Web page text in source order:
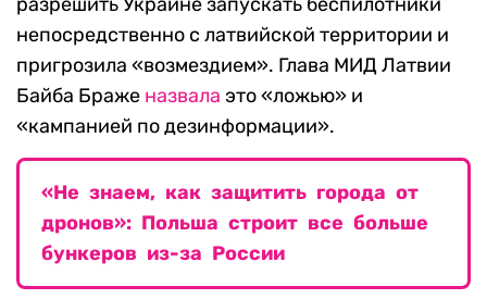
непосредственно с латвийской территории и
пригрозила «возмездием». Глава МИД Латвии
Байба Браже назвала это «ложью» и
«кампанией по дезинформации».
«Не знаем, как защитить города от
дронов»: Польша строит все больше
бункеров из-за России